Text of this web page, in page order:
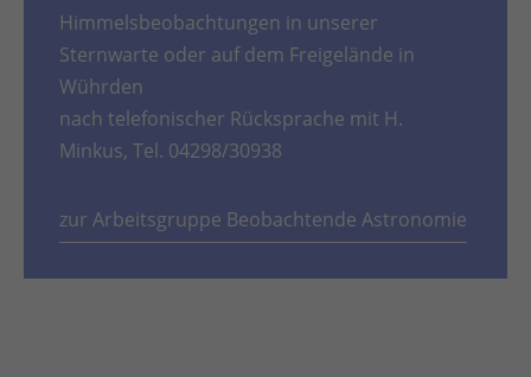
Himmelsbeobachtungen in unserer
Sternwarte oder auf dem Freigelände in
Wührden
nach telefonischer Rücksprache mit H.
Minkus, Tel. 04298/30938
zur Arbeitsgruppe Beobachtende Astronomie